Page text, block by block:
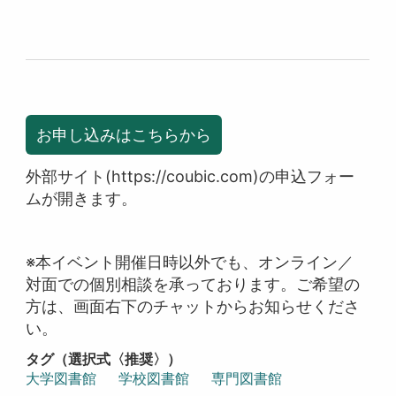
お申し込みはこちらから
外部サイト(https://coubic.com)の申込フォー
ムが開きます。
※本イベント開催日時以外でも、オンライン／
対面での個別相談を承っております。ご希望の
方は、画面右下のチャットからお知らせくださ
い。
タグ（選択式〈推奨〉）
大学図書館
学校図書館 専門図書館